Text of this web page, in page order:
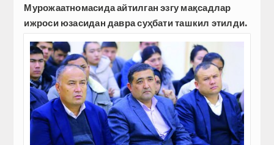
Мурожаатномасида айтилган эзгу мақсадлар
ижроси юзасидан давра суҳбати ташкил этилди.